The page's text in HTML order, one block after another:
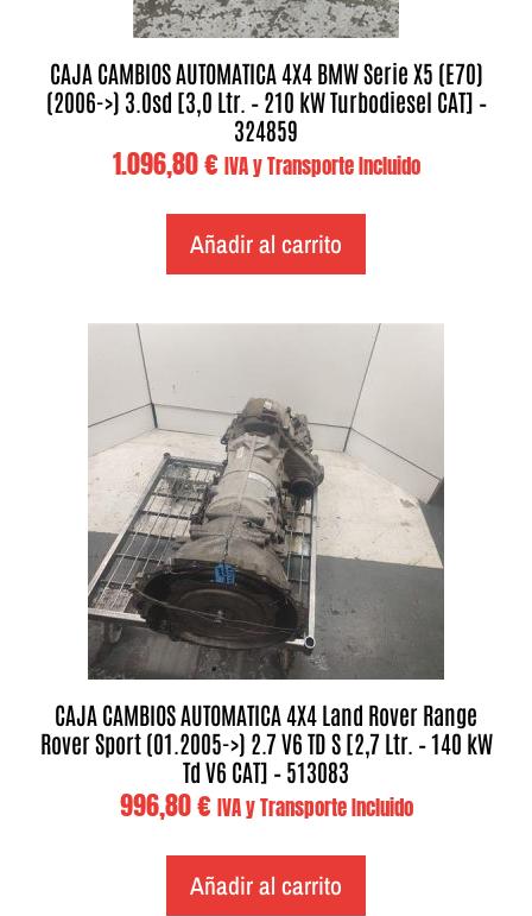
CAJA CAMBIOS AUTOMATICA 4X4 BMW Serie X5 (E70)
(2006->) 3.0sd [3,0 Ltr. – 210 kW Turbodiesel CAT] –
324859
1.096,80€ IVA y Transporte Incluido
Añadir al carrito
CAJA CAMBIOS AUTOMATICA 4X4 Land Rover Range
Rover Sport (01.2005->) 2.7 V6 TD S [2,7 Ltr. – 140 kW
Td V6 CAT] – 513083
996,80€ IVA y Transporte Incluido
Añadir al carrito